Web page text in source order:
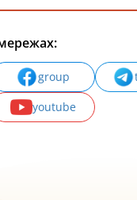
group
youtube